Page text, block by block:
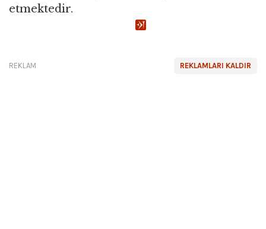
etmektedir.
REKLAMLARI KALDIR
REKLAM